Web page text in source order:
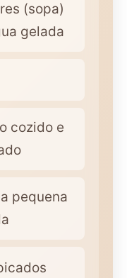
(sopa)
gelada
cozido e
pequena